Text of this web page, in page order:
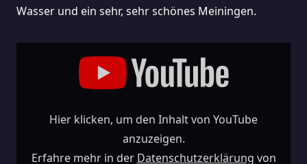
Wasser und ein sehr, sehr schönes Meiningen.
„Tag
Thüringen.“Hier klicken, um den Inhalt von YouTube
anzuzeigen.
Erfahre mehr in der Datenschutzerklärung von